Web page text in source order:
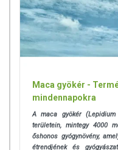
Maca gyökér -
mindennapokra
A maca gyökér
területein, mintegy 4000
őshonos gyógynövény,
étrendjének és